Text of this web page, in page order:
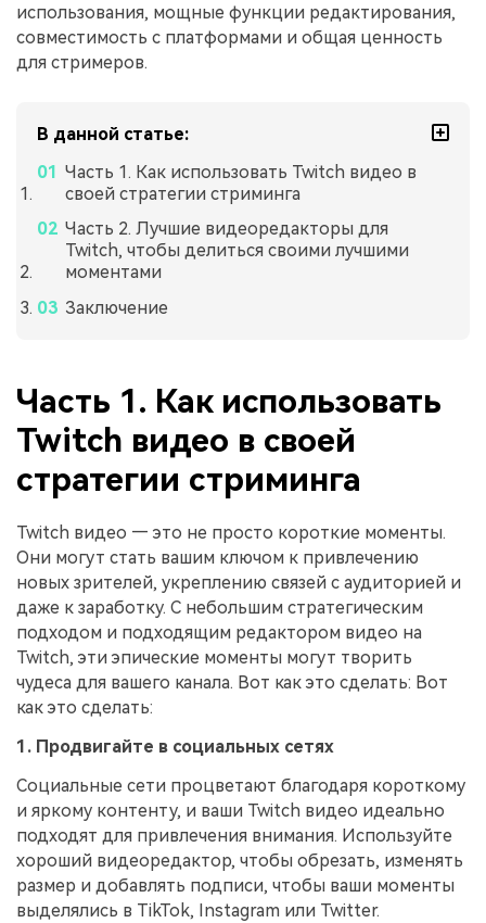
использования, мощные функции редактирования,
совместимость с платформами и общая ценность
для стримеров.
В данной статье:
Часть 1. Как использовать Twitch видео в
своей стратегии стриминга
Часть 2. Лучшие видеоредакторы для
Twitch, чтобы делиться своими лучшими
моментами
Заключение
Часть 1. Как использовать
Twitch видео в своей
стратегии стриминга
Twitch видео — это не просто короткие моменты.
Они могут стать вашим ключом к привлечению
новых зрителей, укреплению связей с аудиторией и
даже к заработку. С небольшим стратегическим
подходом и подходящим редактором видео на
Twitch, эти эпические моменты могут творить
чудеса для вашего канала. Вот как это сделать: Вот
как это сделать:
1. Продвигайте в социальных сетях
Социальные сети процветают благодаря короткому
и яркому контенту, и ваши Twitch видео идеально
подходят для привлечения внимания. Используйте
хороший видеоредактор, чтобы обрезать, изменять
размер и добавлять подписи, чтобы ваши моменты
выделялись в TikTok, Instagram или Twitter.